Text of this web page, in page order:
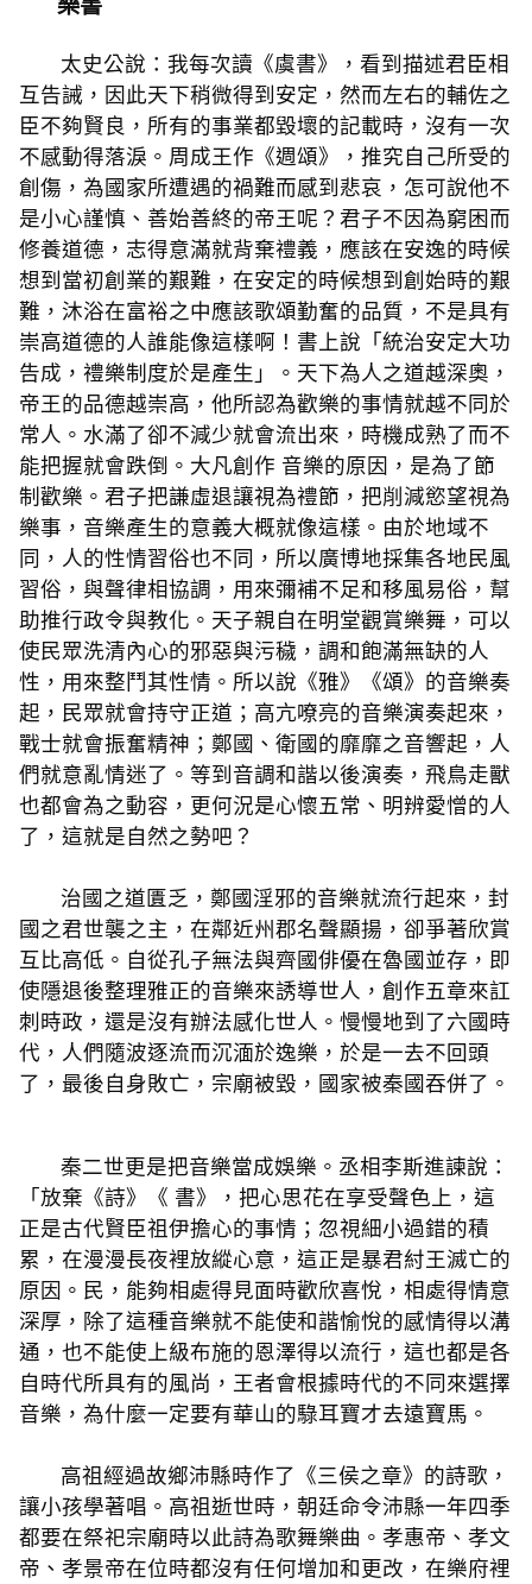
太史公說：我每次讀《虞書》，看到描述君臣相
互告誡，因此天下稍微得到安定，然而左右的輔佐之
臣不夠賢良，所有的事業都毀壞的記載時，沒有一次
不感動得落淚。周成王作《週頌》，推究自己所受的
創傷，為國家所遭遇的禍難而感到悲哀，怎可說他不
是小心謹慎、善始善終的帝王呢？君子不因為窮困而
修養道德，志得意滿就背棄禮義，應該在安逸的時候
想到當初創業的艱難，在安定的時候想到創始時的艱
難，沐浴在富裕之中應該歌頌勤奮的品質，不是具有
崇高道德的人誰能像這樣啊！書上說「統治安定大功
告成，禮樂制度於是產生」。天下為人之道越深奧，
帝王的品德越崇高，他所認為歡樂的事情就越不同於
常人。水滿了卻不減少就會流出來，時機成熟了而不
能把握就會跌倒。大凡創作 音樂的原因，是為了節
制歡樂。君子把謙虛退讓視為禮節，把削減慾望視為
樂事，音樂產生的意義大概就像這樣。由於地域不
同，人的性情習俗也不同，所以廣博地採集各地民風
習俗，與聲律相協調，用來彌補不足和移風易俗，幫
助推行政令與教化。天子親自在明堂觀賞樂舞，可以
使民眾洗清內心的邪惡與污穢，調和飽滿無缺的人
性，用來整鬥其性情。所以說《雅》《頌》的音樂奏
起，民眾就會持守正道；高亢嘹亮的音樂演奏起來，
戰士就會振奮精神；鄭國、衛國的靡靡之音響起，人
們就意亂情迷了。等到音調和諧以後演奏，飛鳥走獸
也都會為之動容，更何況是心懷五常、明辨愛憎的人
了，這就是自然之勢吧？
治國之道匱乏，鄭國淫邪的音樂就流行起來，封
國之君世襲之主，在鄰近州郡名聲顯揚，卻爭著欣賞
互比高低。自從孔子無法與齊國俳優在魯國並存，即
使隱退後整理雅正的音樂來誘導世人，創作五章來訌
刺時政，還是沒有辦法感化世人。慢慢地到了六國時
代，人們隨波逐流而沉湎於逸樂，於是一去不回頭
了，最後自身敗亡，宗廟被毀，國家被秦國吞併了。
秦二世更是把音樂當成娛樂。丞相李斯進諫說：
「放棄《詩》《 書》，把心思花在享受聲色上，這
正是古代賢臣祖伊擔心的事情；忽視細小過錯的積
累，在漫漫長夜裡放縱心意，這正是暴君紂王滅亡的
原因。民，能夠相處得見面時歡欣喜悅，相處得情意
深厚，除了這種音樂就不能使和諧愉悅的感情得以溝
通，也不能使上級布施的恩澤得以流行，這也都是各
自時代所具有的風尚，王者會根據時代的不同來選擇
音樂，為什麼一定要有華山的騄耳寶才去遠寶馬。
高祖經過故鄉沛縣時作了《三侯之章》的詩歌，
讓小孩學著唱。高祖逝世時，朝廷命令沛縣一年四季
都要在祭祀宗廟時以此詩為歌舞樂曲。孝惠帝、孝文
帝、孝景帝在位時都沒有任何增加和更改，在樂府裡